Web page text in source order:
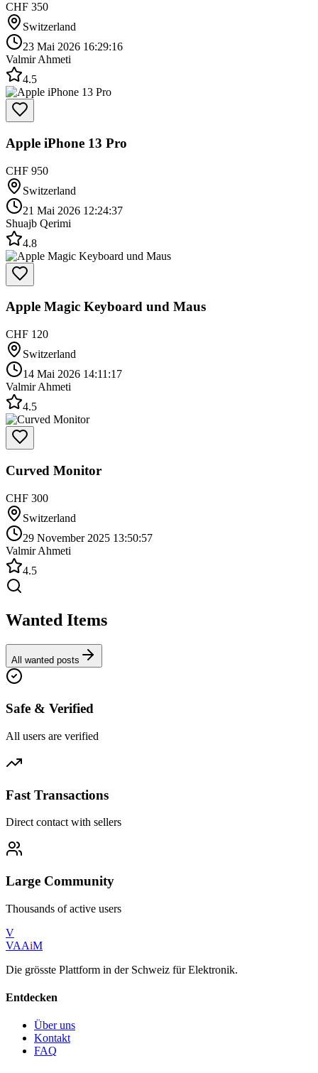
CHF 350
Switzerland
23 Mai 2026 16:29:16
Valmir Ahmeti
4.5
Apple iPhone 13 Pro
CHF 950
Switzerland
21 Mai 2026 12:24:37
Shuajb Qerimi
4.8
Apple Magic Keyboard und Maus
CHF 120
Switzerland
14 Mai 2026 14:11:17
Valmir Ahmeti
4.5
Curved Monitor
CHF 300
Switzerland
29 November 2025 13:50:57
Valmir Ahmeti
4.5
Wanted Items
All wanted posts
Safe & Verified
All users are verified
Fast Transactions
Direct contact with sellers
Large Community
Thousands of active users
V
VAAiM
Die grösste Plattform in der Schweiz für Elektronik.
Entdecken
Über uns
Kontakt
FAQ